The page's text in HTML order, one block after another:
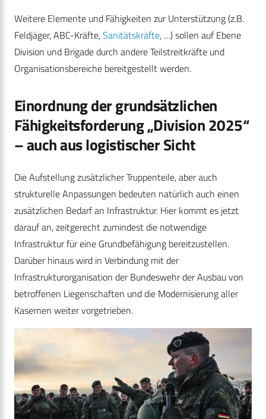
Weitere Elemente und Fähigkeiten zur Unterstützung (z.B.
Feldjäger, ABC-Kräfte,Sanitätskräfte, …) sollen auf Ebene
Division und Brigade durch andere Teilstreitkräfte und
Organisationsbereiche bereitgestellt werden.
Einordnung der grundsätzlichen
Fähigkeitsforderung „Division 2025“
– auch aus logistischer Sicht
Die Aufstellung zusätzlicher Truppenteile, aber auch
strukturelle Anpassungen bedeuten natürlich auch einen
zusätzlichen Bedarf an Infrastruktur. Hier kommt es jetzt
darauf an, zeitgerecht zumindest die notwendige
Infrastruktur für eine Grundbefähigung bereitzustellen.
Darüber hinaus wird in Verbindung mit der
Infrastrukturorganisation der Bundeswehr der Ausbau von
betroffenen Liegenschaften und die Modernisierung aller
Kasernen weiter vorgetrieben.